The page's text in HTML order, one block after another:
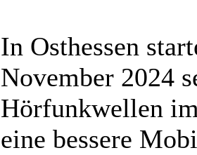
In Osthessen
November 2024
Hörfunkwellen
eine bessere